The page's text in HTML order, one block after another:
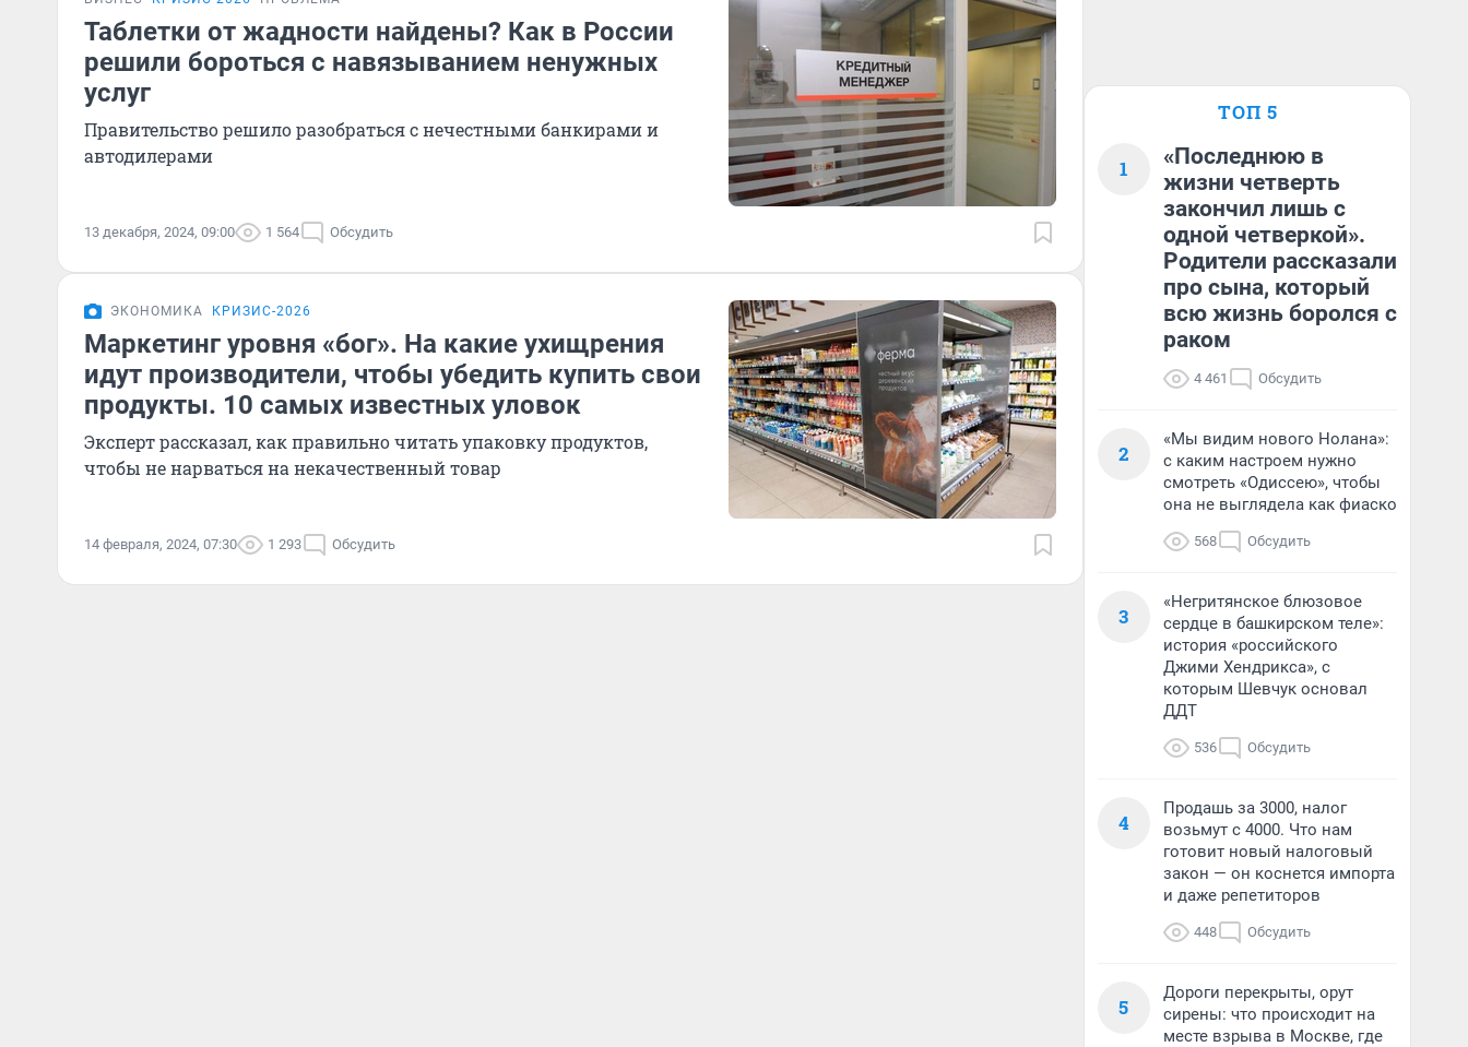
Таблетки от жадности найдены? Как в России
решили бороться с навязыванием ненужных
услуг
Правительство решило разобраться с нечестными банкирами и
автодилерами
13 декабря, 2024, 09:00 1 564 Обсудить
ЭКОНОМИКА КРИЗИС-2026
Маркетинг уровня «бог». На какие ухищрения
идут производители, чтобы убедить купить свои
продукты. 10 самых известных уловок
Эксперт рассказал, как правильно читать упаковку продуктов,
чтобы не нарваться на некачественный товар
14 февраля, 2024, 07:30 1 293 Обсудить
ТОП 5
1
«Последнюю в
жизни четверть
закончил лишь с
одной четверкой».
Родители рассказали
про сына, который
всю жизнь боролся с
раком
4 461 Обсудить
2
«Мы видим нового Нолана»:
с каким настроем нужно
смотреть «Одиссею», чтобы
она не выглядела как фиаско
568 Обсудить
3
«Негритянское блюзовое
сердце в башкирском теле»:
история «российского
Джими Хендрикса», с
которым Шевчук основал
ДДТ
536 Обсудить
4
Продашь за 3000, налог
возьмут с 4000. Что нам
готовит новый налоговый
закон — он коснется импорта
и даже репетиторов
448 Обсудить
5
Дороги перекрыты, орут
сирены: что происходит на
месте взрыва в Москве, где